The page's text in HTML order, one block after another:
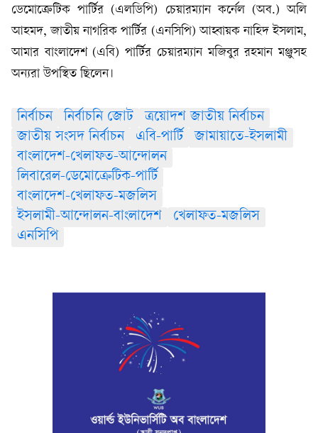
ডেমোক্রেটিক পার্টির (এলডিপি) চেয়ারম্যান কর্নেল (অব.) অলি
আহমদ, জাতীয় নাগরিক পার্টির (এনসিপি) আহ্বায়ক নাহিদ ইসলাম,
আমার বাংলাদেশ (এবি) পার্টির চেয়ারম্যান মজিবুর রহমান মঞ্জুসহ
অন্যরা উপস্থিত ছিলেন।
নির্বাচন নির্বাচনি জোট
ত্রয়োদশ জাতীয় নির্বাচন
জাতীয় সংসদ নির্বাচন
এবি-পার্টি
জামায়াতে-ইসলামী
বাংলাদেশ-খেলাফত-আন্দোলন
লিবারেল-ডেমোক্রেটিক-পার্টি
বাংলাদেশ-খেলাফত-মজলিস
ইসলামী-আন্দোলন-বাংলাদেশ
খেলাফত-মজলিস
এনসিপি